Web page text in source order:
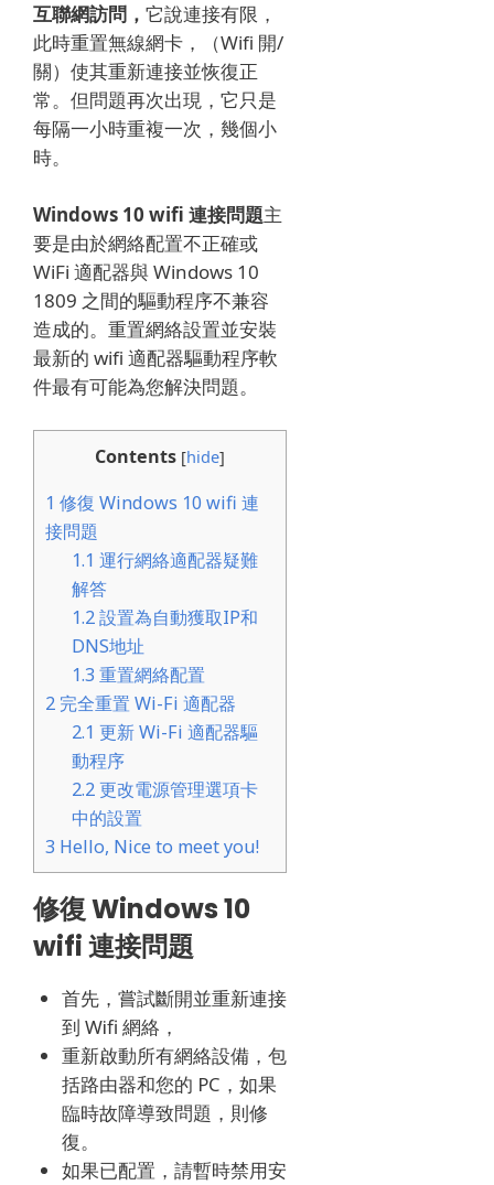
互聯網訪問， 它說連接有限，
此時重置無線網卡，（Wifi 開/
關）使其重新連接並恢復正
常。 但問題再次出現，它只是
每隔一小時重複一次，幾個小
時。
Windows 10 wifi 連接問題主
要是由於網絡配置不正確或
WiFi 適配器與 Windows 10
1809 之間的驅動程序不兼容
造成的。重置網絡設置並安裝
最新的 wifi 適配器驅動程序軟
件最有可能為您解決問題。
Contents [hide]
1 修復 Windows 10 wifi 連
接問題
1.1 運行網絡適配器疑難
解答
1.2設置為自動獲取IP和
DNS地址
1.3 重置網絡配置
2 完全重置 Wi-Fi 適配器
2.1 更新 Wi-Fi 適配器驅
動程序
2.2更改電源管理選項卡
中的設置
3 Hello, Nice to meet you!
修復 Windows 10
wifi 連接問題
首先，嘗試斷開並重新連接
到 Wifi 網絡，
重新啟動所有網絡設備，包
括路由器和您的 PC，如果
臨時故障導致問題，則修
復。
如果已配置，請暫時禁用安